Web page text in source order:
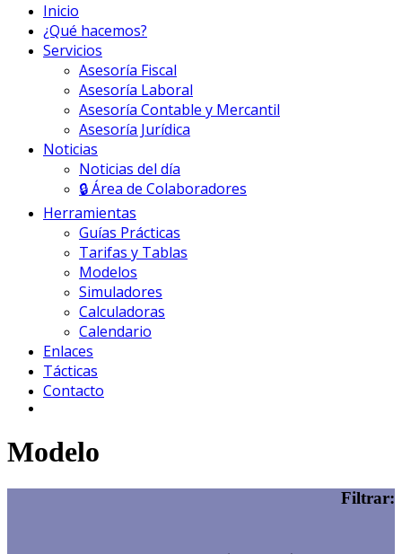
Inicio
¿Qué hacemos?
Servicios
Asesoría Fiscal
Asesoría Laboral
Asesoría Contable y Mercantil
Asesoría Jurídica
Noticias
Noticias del día
🔒 Área de Colaboradores
Herramientas
Guías Prácticas
Tarifas y Tablas
Modelos
Simuladores
Calculadoras
Calendario
Enlaces
Tácticas
Contacto
Modelo
Filtrar: